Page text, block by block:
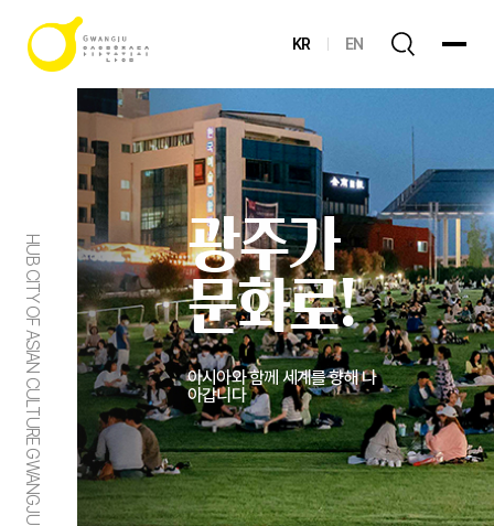
KR EN
HUB CITY OF ASIAN CULTURE GWANGJU
광주가
문화로!
아시아와 함께 세계를 향해 나
아갑니다